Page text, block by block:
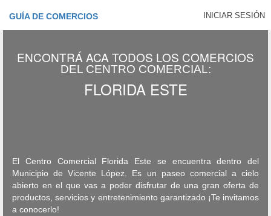
GUÍA DE COMERCIOS INICIAR SESIÓN
ENCONTRÁ ACA TODOS LOS COMERCIOS
DEL CENTRO COMERCIAL:
FLORIDA ESTE
El Centro Comercial Florida Este se encuentra dentro del
Municipio de Vicente López. Es un paseo comercial a cielo
abierto en el que vas a poder disfrutar de una gran oferta de
productos, servicios y entretenimiento garantizado ¡Te invitamos
a conocerlo!